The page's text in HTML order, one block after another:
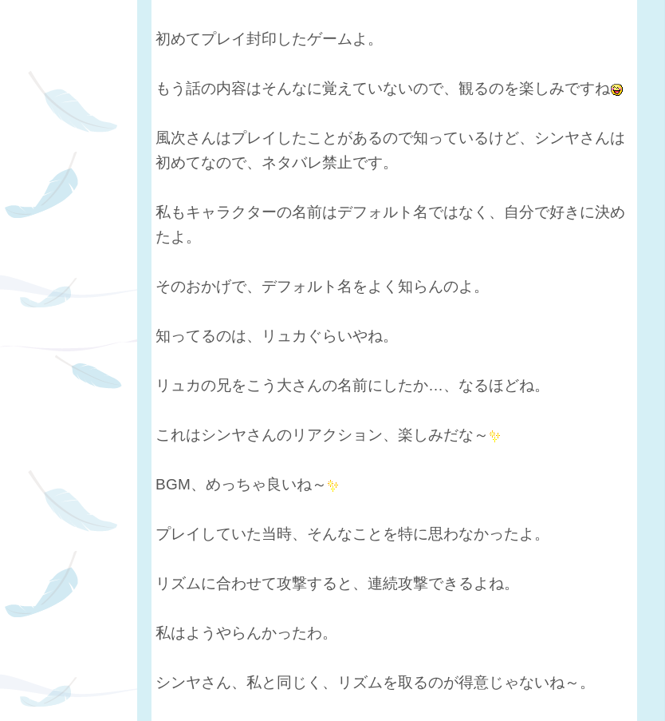
初めてプレイ封印したゲームよ。
もう話の内容はそんなに覚えていないので、観るのを楽しみですね
風次さんはプレイしたことがあるので知っているけど、シンヤさんは
初めてなので、ネタバレ禁止です。
私もキャラクターの名前はデフォルト名ではなく、自分で好きに決め
たよ。
そのおかげで、デフォルト名をよく知らんのよ。
知ってるのは、リュカぐらいやね。
リュカの兄をこう大さんの名前にしたか…、なるほどね。
これはシンヤさんのリアクション、楽しみだな～
BGM、めっちゃ良いね～
プレイしていた当時、そんなことを特に思わなかったよ。
リズムに合わせて攻撃すると、連続攻撃できるよね。
私はようやらんかったわ。
シンヤさん、私と同じく、リズムを取るのが得意じゃないね～。